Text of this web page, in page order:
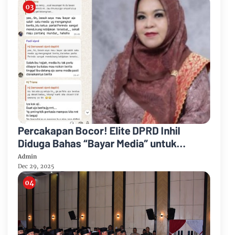
Percakapan Bocor! Elite DPRD Inhil
Diduga Bahas “Bayar Media” untuk
Dukung Kebijakan
Admin
Dec 29, 2025